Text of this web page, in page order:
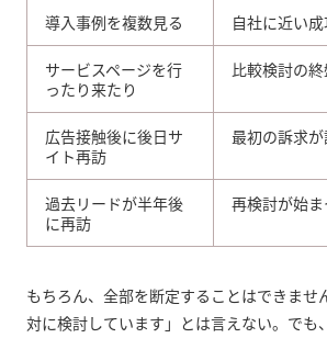
導入事例を複数見る 自社に近い
サービスページを行
ったり来たり
比較検討の
広告接触後に後日サ
イト再訪
最初の訴求
過去リードが半年後
に再訪
再検討が始ま
もちろん、全部を断定することはできませ
対に検討しています」とは言えない。でも、